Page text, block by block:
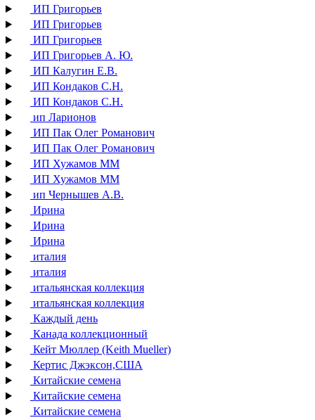
ИП Григорьев
ИП Григорьев
ИП Григорьев
ИП Григорьев А. Ю.
ИП Калугин Е.В.
ИП Кондаков С.Н.
ИП Кондаков С.Н.
ип Ларионов
ИП Пак Олег Романович
ИП Пак Олег Романович
ИП Хужамов ММ
ИП Хужамов ММ
ип Чернышев А.В.
Ирина
Ирина
Ирина
италия
италия
итальянская коллекция
итальянская коллекция
Каждый день
Канада коллекционный
Кейт Мюллер (Keith Mueller)
Кертис Джэксон,США
Китайские семена
Китайские семена
Китайские семена